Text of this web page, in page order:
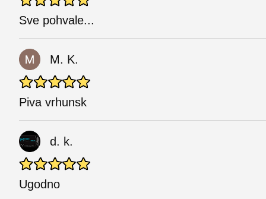
Sve pohvale...
M. K.
Piva vrhunsk
d. k.
Ugodno